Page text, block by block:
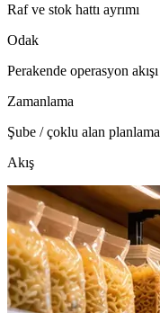
Raf ve stok hattı ayrımı
Odak
Perakende operasyon akışı
Zamanlama
Şube / çoklu alan planlama
Akış